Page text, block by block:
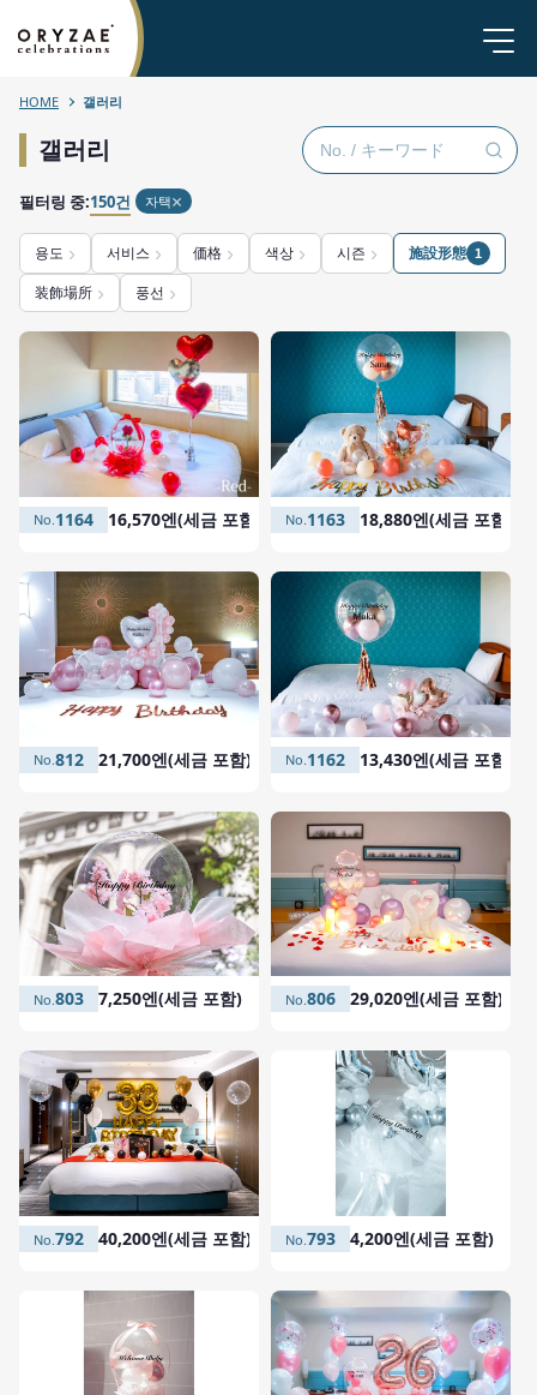
HOME 갤러리
갤러리
필터링 중:150건 자택
용도 서비스 価格 색상 시즌 施設形態 1
装飾場所 풍선
1164 16,570엔(세금 포함) 1163 18,880엔(세금 포함)
1162 13,430엔(세금 포함)
812 21,700엔(세금 포함)
806 29,020엔(세금 포함)
803 7,250엔(세금 포함)
793 4,200엔(세금 포함)
792 40,200엔(세금 포함)